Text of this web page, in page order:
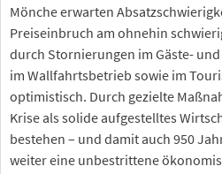
Mönche erwarten
Preiseinbruch am ohnehin
durch Stornierungen im Gäste-
im Wallfahrtsbetrieb sowie im
optimistisch. Durch gezielte
Krise als solide aufgestelltes
bestehen – und damit auch 950
weiter eine unbestrittene